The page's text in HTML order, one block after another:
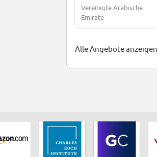
Vereinigte Arabische
Emirate
Alle Angebote